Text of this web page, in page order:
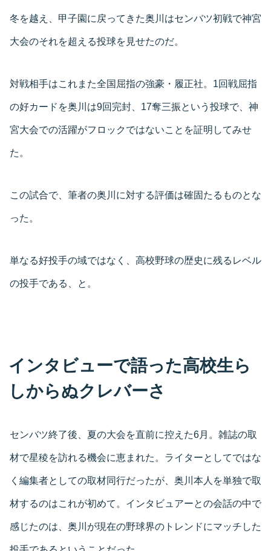
冬を越え、甲子園に戻ってきた奥川はセンバツ初戦で神宮
大会のそれを超える投球を見せたのだ。
対戦相手はこれまた全国屈指の強豪・履正社。1回戦屈指
の好カードを奥川は9回完封、17奪三振という投球で、神
宮大会での活躍がフロックではないことを証明してみせ
た。
この試合で、筆者の奥川に対する評価は確固たるものとな
った。
単なる好投手の域ではなく、高校野球の歴史に残るレベル
の投手である、と。
インタビューで語った高校生ら
しからぬクレバーさ
センバツ終了後、夏の大会を直前に控えた6月。雑誌の取
材で星稜を訪れる機会に恵まれた。ライターとしてではな
く編集者としての取材同行だったが、奥川本人を単独で取
材するのはこれが初めて。インタビュアーとの会話の中で
感じたのは、奥川が現在の野球界のトレンドにマッチした